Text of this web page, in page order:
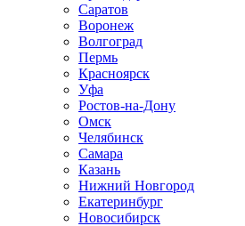
Саратов
Воронеж
Волгоград
Пермь
Красноярск
Уфа
Ростов-на-Дону
Омск
Челябинск
Самара
Казань
Нижний Новгород
Екатеринбург
Новосибирск